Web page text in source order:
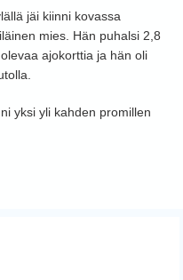
jäi kiinni kovassa
mies. Hän puhalsi 2,8
ajokorttia ja hän oli
yksi yli kahden promillen